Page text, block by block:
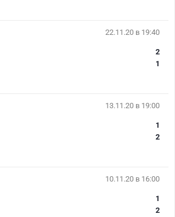
22.11.20 в 19:40
2
1
13.11.20 в 19:00
1
2
10.11.20 в 16:00
1
2